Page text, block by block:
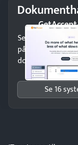
GetAccept
Send kontrakter
på minutter og
dokumenter.
Se 16